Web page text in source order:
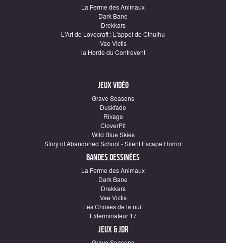
La Ferme des Animaux
Dark Bane
Drekkars
L'Art de Lovecraft : L'appel de Cthulhu
Vae Victis
la Horde du Contrevent
Jeux vidéo
Grave Seasons
Duskfade
Rivage
CloverPit
Wild Blue Skies
Story of Abandoned School - Silent Escape Horror
Bandes dessinées
La Ferme des Animaux
Dark Bane
Drekkars
Vae Victis
Les Choses de la nuit
Exterminateur 17
Jeux & JDR